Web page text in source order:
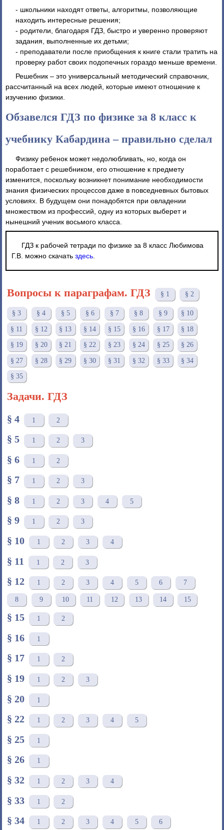
- школьники находят ответы, алгоритмы, позволяющие
находить интересные решения;
- родители, благодаря ГДЗ, быстро и уверенно проверяют
задания, выполненные их детьми;
- преподаватели после приобщения к книге стали тратить на
проверку работ своих подопечных гораздо меньше времени.
Решебник – это универсальный методический справочник,
рассчитанный на всех людей, которые имеют отношение к
изучению физики.
Обзавелся ГДЗ по физике за 8 класс к
учебнику Кабардина – правильно сделал
Физику ребенок может недолюбливать, но, когда он
поработает с решебником, его отношение к предмету
изменится, поскольку возникнет понимание необходимости
знания физических процессов даже в повседневных бытовых
условиях. В будущем они понадобятся при овладении
множеством из профессий, одну из которых выберет и
нынешний ученик восьмого класса.
ГДЗ к рабочей тетради по физике за 8 класс Любимова
Г.В. можно скачать здесь
Вопросы к параграфам. ГДЗ § 1 § 2
§ 3 § 4 § 5 § 6 § 7 § 8 § 9 § 10
§ 11 § 12 § 13 § 14 § 15 § 16 § 17 § 18
§ 19 § 20 § 21 § 22 § 23 § 24 § 25 § 26
§ 27 § 28 § 29 § 30 § 31 § 32 § 33 § 34
§ 35
Задачи. ГДЗ
§ 4 1 2
§ 5 1 2 3
§ 6 1 2
§ 7 1 2 3
§ 8 1 2 3 4 5
§ 9 1 2 3
§ 10 1 2 3 4
§ 11 1 2 3
§ 12 1 2 3 4 5 6 7
8 9 10 11 12 13 14 15
§ 15 1 2
§ 16 1
§ 17 1 2
§ 19 1 2 3
§ 20 1
§ 22 1 2 3 4 5
§ 25 1
§ 26 1
§ 32 1 2 3 4
§ 33 1 2
§ 34 1 2 3 4 5 6